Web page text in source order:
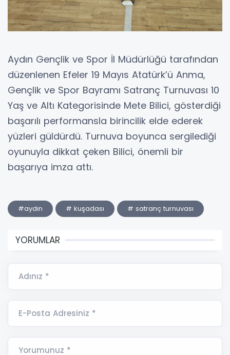
Aydın Gençlik ve Spor İl Müdürlüğü tarafından
düzenlenen Efeler 19 Mayıs Atatürk’ü Anma,
Gençlik ve Spor Bayramı Satranç Turnuvası 10
Yaş ve Altı Kategorisinde Mete Bilici, gösterdiği
başarılı performansla birincilik elde ederek
yüzleri güldürdü. Turnuva boyunca sergilediği
oyunuyla dikkat çeken Bilici, önemli bir
başarıya imza attı.
#aydın # kuşadası # satranç turnuvası
YORUMLAR
Adınız *
E-Posta Adresiniz *
Yorumunuz *